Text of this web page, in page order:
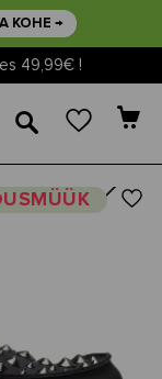
KOHE →
49,99€ !
🔎
Next